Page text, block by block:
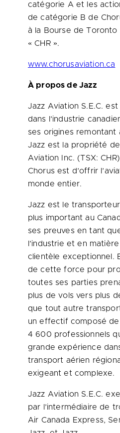
catégorie A et les
de catégorie B de
à la Bourse deToronto
« CHR ».
www.chorusaviation.ca
À propos de Jazz
Jazz Aviation S.E.C.
dans l’industrie
ses origines remontant
Jazz est la propriété
Aviation Inc. (TSX:
Chorus est d’offrir
monde entier.
Jazz est le
plus important au
ses preuves en tant
l’industrie et en
clientèle exceptionnel.
de cette force pour
toutes ses parties
plus de vols vers plus
que tout autre
un effectif composé
4 600 professionnels
grande expérience
transport aérien
exigeant et complexe.
Jazz Aviation S.E.C.
par l’intermédiaire de
Air Canada Express,